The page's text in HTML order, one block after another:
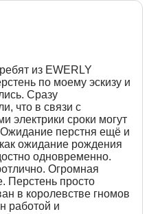
из EWERLY
по моему эскизу и
Сразу
что в связи с
электрики сроки могут
Ожидание перстня ещё и
ожидание рождения
одновременно.
Огромная
Перстень просто
в королевстве гномов
работой и